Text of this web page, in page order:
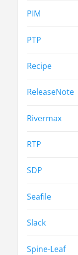
PIM
PTP
Recipe
ReleaseNote
Rivermax
RTP
SDP
Seafile
Slack
Spine-Leaf